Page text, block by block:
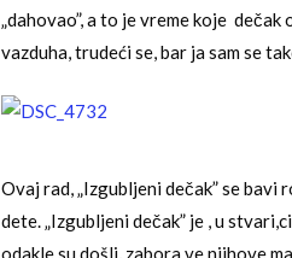
„dahovao”, a to je vreme koje
vazduha, trudeći se, bar ja sam se
Ovaj rad, „Izgubljeni dečak” se
dete. „Izgubljeni dečak” je , u
odakle su došli, zabora ve njihove